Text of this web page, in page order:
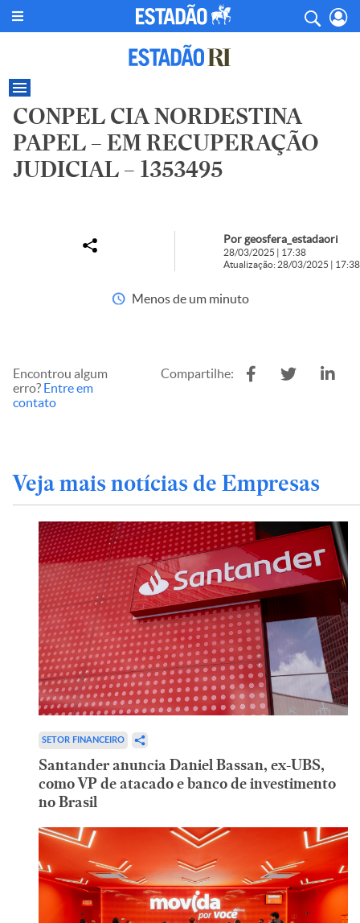
CONPEL CIA NORDESTINA
PAPEL – EM RECUPERAÇÃO
JUDICIAL – 1353495
Por geosfera_estadaori
28/03/2025 | 17:38
Atualização: 28/03/2025 | 17:38
Menos de um minuto
Encontrou algum
erro? Entre em
contato
Compartilhe:
Veja mais notícias de Empresas
SETOR FINANCEIRO
Santander anuncia Daniel Bassan, ex-UBS,
como VP de atacado e banco de investimento
no Brasil